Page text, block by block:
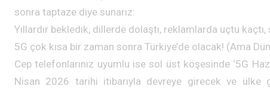
sonra taptaze diye sunarız:
Yıllardır bekledik, dillerde dolaştı, reklamlarda uçtu
5G çok kısa bir zaman sonra Türkiye’de olacak! (Ama
Cep telefonlarınız uyumlu ise sol üst köşesinde ‘5G
Nisan 2026 tarihi itibarıyla devreye girecek ve ülke